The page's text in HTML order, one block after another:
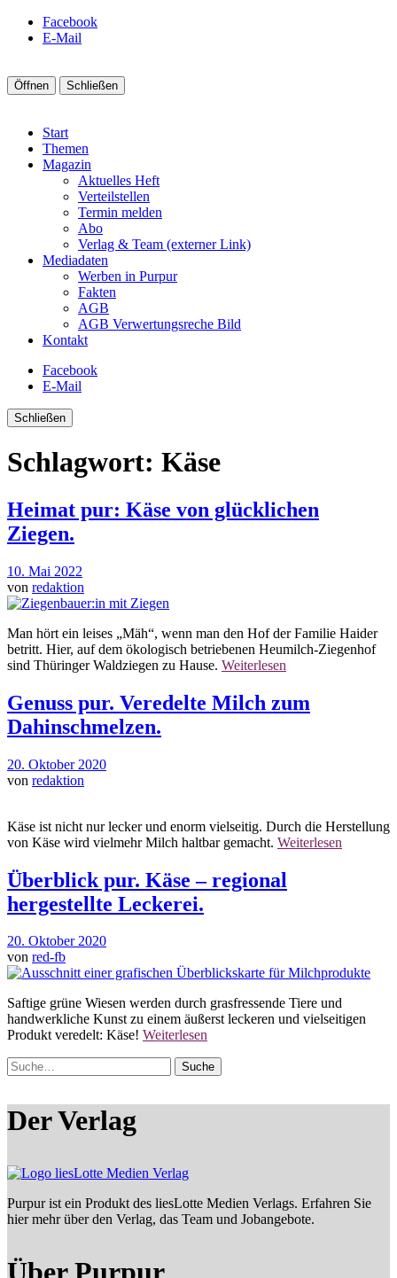
Facebook
E-Mail
Öffnen Schließen
Start
Themen
Magazin
Aktuelles Heft
Verteilstellen
Termin melden
Abo
Verlag & Team (externer Link)
Mediadaten
Werben in Purpur
Fakten
AGB
AGB Verwertungsreche Bild
Kontakt
Facebook
E-Mail
Schließen
Schlagwort: Käse
Heimat pur: Käse von glücklichen
Ziegen.
10. Mai 2022
von redaktion
Man hört ein leises „Mäh“, wenn man den Hof der Familie Haider
betritt. Hier, auf dem ökologisch betriebenen Heumilch-Ziegenhof
sind Thüringer Waldziegen zu Hause. Weiterlesen
Genuss pur. Veredelte Milch zum
Dahinschmelzen.
20. Oktober 2020
von redaktion
Käse ist nicht nur lecker und enorm vielseitig. Durch die Herstellung
von Käse wird vielmehr Milch haltbar gemacht. Weiterlesen
Überblick pur. Käse – regional
hergestellte Leckerei.
20. Oktober 2020
von red-fb
Saftige grüne Wiesen werden durch grasfressende Tiere und
handwerkliche Kunst zu einem äußerst leckeren und vielseitigen
Produkt veredelt: Käse! Weiterlesen
Suche
Der Verlag
Purpur ist ein Produkt des liesLotte Medien Verlags. Erfahren Sie
hier mehr über den Verlag, das Team und Jobangebote.